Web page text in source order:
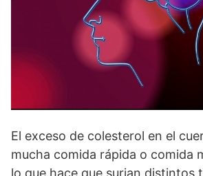
El exceso de colesterol en el
mucha comida rápida o comida
lo que hace que surjan distintos